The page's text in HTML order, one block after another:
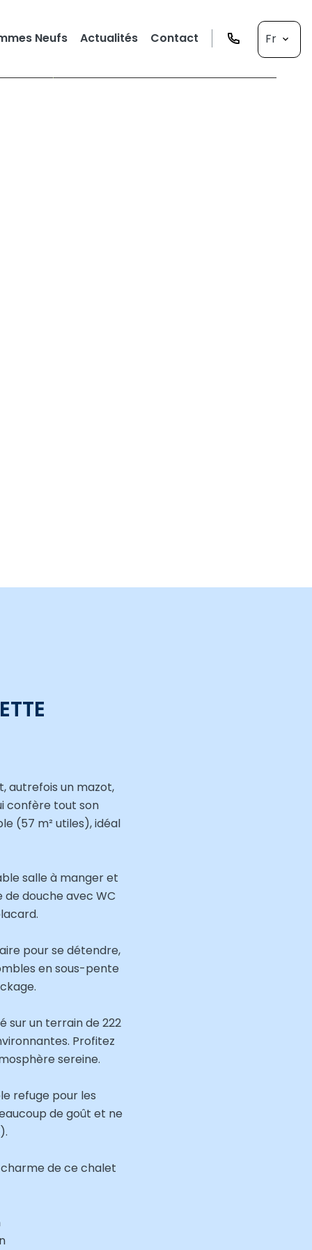
Neufs Actualités Contact Fr
autrefois un mazot,
confère tout son
(57 m² utiles), idéal
salle à manger et
de douche avec WC
pour se détendre,
en sous-pente
sur un terrain de 222
Profitez
sereine.
refuge pour les
de goût et ne
de ce chalet